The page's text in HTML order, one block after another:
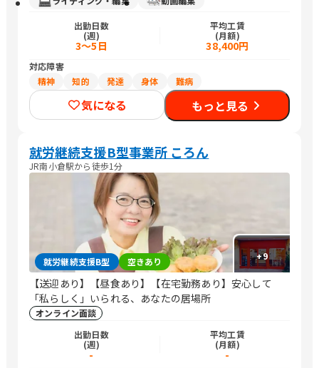
出勤日数
(週)
3～5日
平均工賃
(月額)
38,400円
対応障害
精神
知的 発達 身体 難病
気になる もっと見る
就労継続支援B型事業所 ころん
JR南小倉駅から徒歩1分
+9
就労継続支援B型 空きあり
【送迎あり】【昼食あり】【在宅勤務あり】安心して
「私らしく」いられる、あなたの居場所
オンライン面談
出勤日数
(週)
-
平均工賃
(月額)
-